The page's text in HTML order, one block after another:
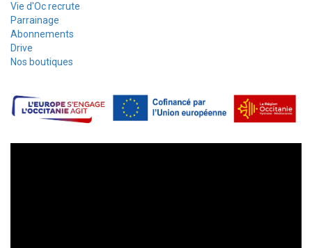
Vie d'Oc recrute
Parrainage
Abonnements
Drive
Nos boutiques